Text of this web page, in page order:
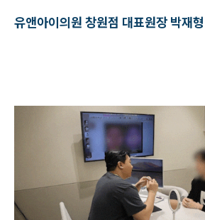
유앤아이의원 창원점 대표원장 박재